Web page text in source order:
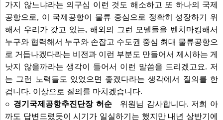
가지 않느냐라는 의구심 이런 것도 해소하고 또 하나의 국제
공항으로, 이 국제공항이 물류 중심으로 정확히 성장하기 위
해서 우리가 갖고 있는, 해외의 그런 모델들을 벤치마킹해서
누구와 협력해서 누구와 손잡고 수도권 중심 최대 물류공항으
로 거듭나겠다라는 비전과 이런 부분도 만들어서 제시하는 게
낫지 않을까라는 생각이 들어서 이런 말씀을 드리겠고요. 저
는 그런 노력들도 있었으면 좋겠다라는 생각에서 질의를 한
겁니다. 이상으로 질의를 마치겠습니다.
○ 경기국제공항추진단장 허순
위원님 감사합니다. 저희 아
까도 답변드렸듯이 시기가 일실하기는 했지만 내년 상반기에